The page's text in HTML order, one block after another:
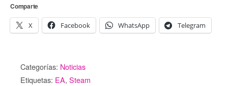
Comparte
X Facebook WhatsApp Telegram
Categorías: Noticias
Etiquetas: EA, Steam